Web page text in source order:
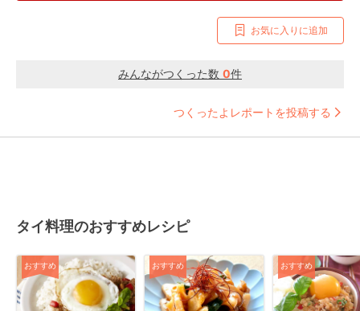
お気に入りに追加
みんながつくった数 0件
つくったよレポートを投稿する
タイ料理のおすすめレシピ
おすすめ おすすめ おすすめ